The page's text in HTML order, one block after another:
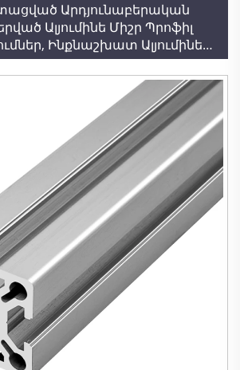
Արդյունաբերական
Ալյումինե Միշր Պրոֆիլ
Ինքնաշխատ Ալյումինե
Խոշոր 8080